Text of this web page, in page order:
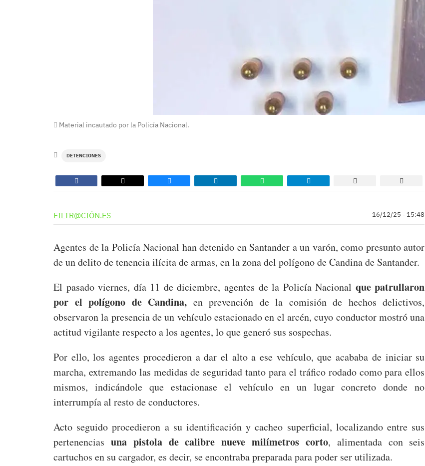
Material incautado por la Policía Nacional.
DETENCIONES
FILTR@CIÓN.ES 16/12/25 - 15:48
Agentes de la Policía Nacional han detenido en Santander a un varón, como presunto autor
de un delito de tenencia ilícita de armas, en la zona del polígono de Candina de Santander.
El pasado viernes, día 11 de diciembre, agentes de la Policía Nacional que patrullaron
por el polígono de Candina, en prevención de la comisión de hechos delictivos,
observaron la presencia de un vehículo estacionado en el arcén, cuyo conductor mostró una
actitud vigilante respecto a los agentes, lo que generó sus sospechas.
Por ello, los agentes procedieron a dar el alto a ese vehículo, que acababa de iniciar su
marcha, extremando las medidas de seguridad tanto para el tráfico rodado como para ellos
mismos, indicándole que estacionase el vehículo en un lugar concreto donde no
interrumpía al resto de conductores.
Acto seguido procedieron a su identificación y cacheo superficial, localizando entre sus
pertenencias una pistola de calibre nueve milímetros corto, alimentada con seis
cartuchos en su cargador, es decir, se encontraba preparada para poder ser utilizada.